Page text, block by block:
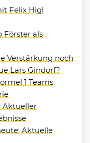
Felix Higl
Förster als
Verstärkung noch
Lars Gindorf?
1 Teams
Aktueller
Aktuelle